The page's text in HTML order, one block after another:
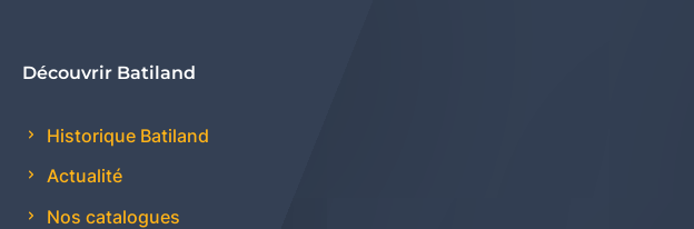
Découvrir Batiland
Historique Batiland
Actualité
Nos catalogues